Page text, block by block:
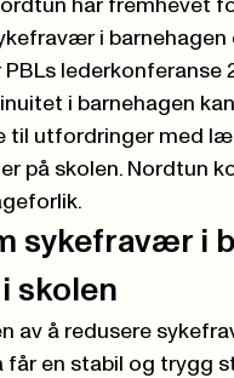
har fremhevet
i barnehagen
lederkonferanse
i barnehagen
til utfordringer med
på skolen. Nordtun
.
sykefravær i
skolen
av å redusere
får en stabil og trygg